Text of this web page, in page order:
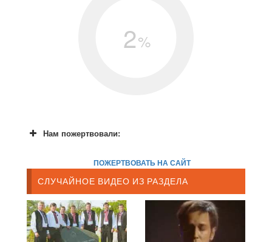
2%
Нам пожертвовали:
ПОЖЕРТВОВАТЬ НА САЙТ
СЛУЧАЙНОЕ ВИДЕО ИЗ РАЗДЕЛА